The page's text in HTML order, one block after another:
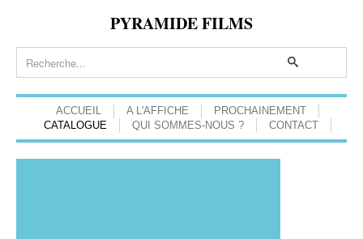
PYRAMIDE FILMS
ACCUEIL A L'AFFICHE
PROCHAINEMENT
CATALOGUE
QUI SOMMES-NOUS ? CONTACT